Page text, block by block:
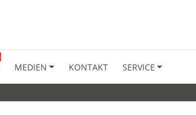
MEDIEN KONTAKT SERVICE